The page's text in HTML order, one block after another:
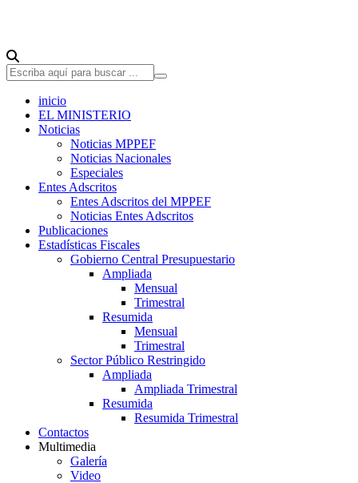
inicio
EL MINISTERIO
Noticias
Noticias MPPEF
Noticias Nacionales
Especiales
Entes Adscritos
Entes Adscritos del MPPEF
Noticias Entes Adscritos
Publicaciones
Estadísticas Fiscales
Gobierno Central Presupuestario
Ampliada
Mensual
Trimestral
Resumida
Mensual
Trimestral
Sector Público Restringido
Ampliada
Ampliada Trimestral
Resumida
Resumida Trimestral
Contactos
Multimedia
Galería
Video